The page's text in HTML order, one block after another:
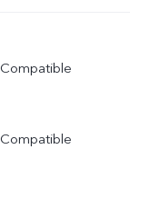
Compatible
Compatible